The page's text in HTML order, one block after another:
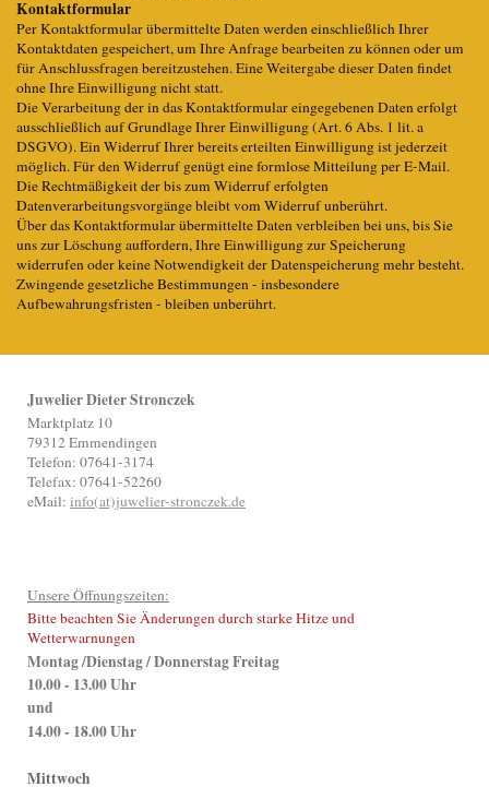
Kontaktformular
Per Kontaktformular übermittelte Daten werden einschließlich Ihrer
Kontaktdaten gespeichert, um Ihre Anfrage bearbeiten zu können oder um
für Anschlussfragen bereitzustehen. Eine Weitergabe dieser Daten findet
ohne Ihre Einwilligung nicht statt.
Die Verarbeitung der in das Kontaktformular eingegebenen Daten erfolgt
ausschließlich auf Grundlage Ihrer Einwilligung (Art. 6 Abs. 1 lit. a
DSGVO). Ein Widerruf Ihrer bereits erteilten Einwilligung ist jederzeit
möglich. Für den Widerruf genügt eine formlose Mitteilung per E-Mail.
Die Rechtmäßigkeit der bis zum Widerruf erfolgten
Datenverarbeitungsvorgänge bleibt vom Widerruf unberührt.
Über das Kontaktformular übermittelte Daten verbleiben bei uns, bis Sie
uns zur Löschung auffordern, Ihre Einwilligung zur Speicherung
widerrufen oder keine Notwendigkeit der Datenspeicherung mehr besteht.
Zwingende gesetzliche Bestimmungen - insbesondere
Aufbewahrungsfristen - bleiben unberührt.
Juwelier Dieter Stronczek
Marktplatz 10
79312 Emmendingen
Telefon: 07641-3174
Telefax: 07641-52260
eMail: info(at)juwelier-stronczek.de
Unsere Öffnungszeiten:
Bitte beachten Sie Änderungen durch starke Hitze und
Wetterwarnungen
Montag /Dienstag / Donnerstag Freitag
10.00 - 13.00 Uhr
und
14.00 - 18.00 Uhr
Mittwoch